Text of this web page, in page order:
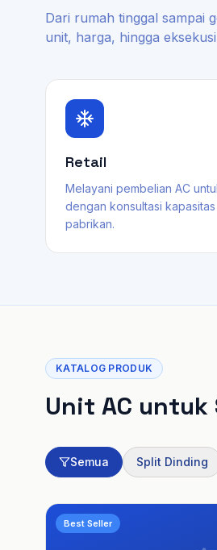
Dari rumah tinggal sampai
unit, harga, hingga
Retail
Melayani pembelian AC
dengan konsultasi
pabrikan.
KATALOG PRODUK
Unit AC
Semua Split Dinding
Best Seller